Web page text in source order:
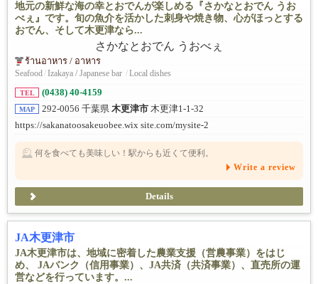
地元の新鮮な海の幸とおでんが楽しめる『さかなとおでん うお
べぇ』です。旬の魚介を活かした刺身や焼き物、心がほっとする
おでん、そして木更津なら...
ร้านอาหาร / อาหาร
Seafood/Izakaya / Japanese bar /Local dishes
TEL (0438) 40-4159
MAP 292-0056 千葉県 木更津市 木更津1-1-32
https://sakanatoosakeuobee.wix site.com/mysite-2
何を食べても美味しい！駅からも近くて便利。
Write a review
Details
JA木更津市
JA木更津市は、地域に密着した農業支援（営農事業）をはじ
め、 JAバンク（信用事業）、JA共済（共済事業）、直売所の運
営などを行っています。...